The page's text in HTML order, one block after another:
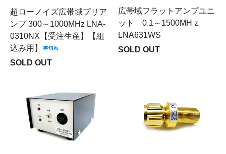
超ローノイズ広帯域プリア
ンプ 300～1000MHz LNA-
0310NX【受注生産】【組
込み用】
SOLD OUT
広帯域フラットアンプユニ
ット 0.1～1500MHｚ
LNA631WS
SOLD OUT